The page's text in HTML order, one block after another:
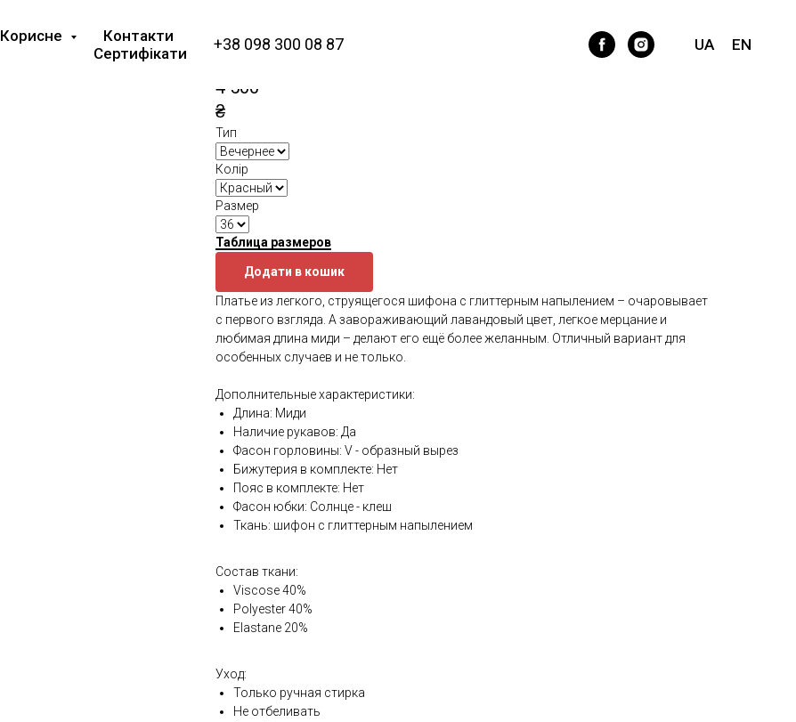
Корисне
Контакти
Сертифікати
+38 098 300 08 87 UA EN
Lilac
4 500
₴
Тип
Колір
Размер
Таблица размеров
Додати в кошик
Платье из легкого, струящегося шифона с глиттерным напылением – очаровывает
с первого взгляда. А завораживающий лавандовый цвет, легкое мерцание и
любимая длина миди – делают его ещё более желанным. Отличный вариант для
особенных случаев и не только.
Дополнительные характеристики:
Длина: Миди
Наличие рукавов: Да
Фасон горловины: V - образный вырез
Бижутерия в комплекте: Нет
Пояс в комплекте: Нет
Фасон юбки: Солнце - клеш
Ткань: шифон с глиттерным напылением
Состав ткани:
Viscose 40%
Polyester 40%
Elastane 20%
Уход:
Только ручная стирка
Не отбеливать